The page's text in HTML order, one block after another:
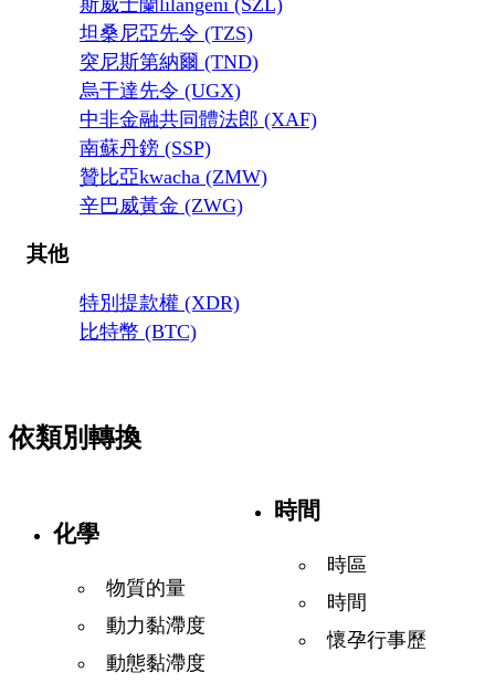
斯威士蘭lilangeni (SZL)
坦桑尼亞先令 (TZS)
突尼斯第納爾 (TND)
烏干達先令 (UGX)
中非金融共同體法郎 (XAF)
南蘇丹鎊 (SSP)
贊比亞kwacha (ZMW)
辛巴威黃金 (ZWG)
其他
特別提款權 (XDR)
比特幣 (BTC)
依類別轉換
化學
物質的量
動力黏滯度
動態黏滯度
時間
時區
時間
懷孕行事歷